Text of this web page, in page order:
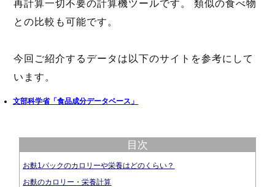
再計算一切不要の計算機ツールです。 類似の食べ物
との比較も可能です。
今回ご紹介するデータは以下のサイトを参考にして
います。
文部科学省「食品成分データベース」
目次
お麩1パックのカロリーや栄養はどのくらい？
お麩のカロリー・栄養計算